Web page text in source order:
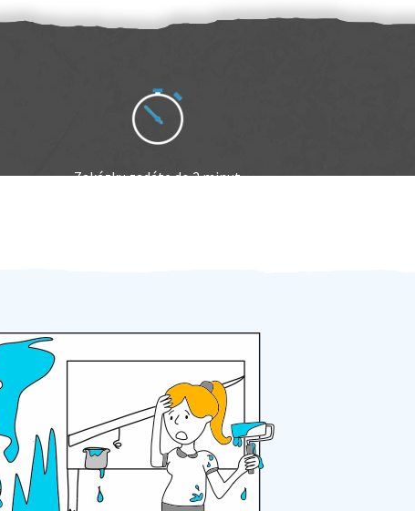
Zakázku zadáte do 2 minut